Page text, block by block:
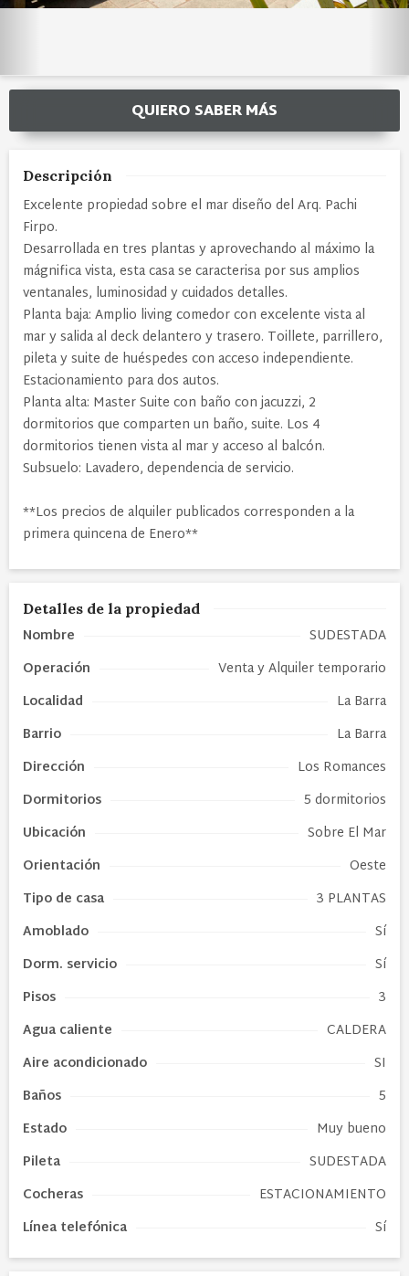
QUIERO SABER MÁS
Descripción
Excelente propiedad sobre el mar diseño del Arq. Pachi
Firpo.
Desarrollada en tres plantas y aprovechando al máximo la
mágnifica vista, esta casa se caracterisa por sus amplios
ventanales, luminosidad y cuidados detalles.
Planta baja: Amplio living comedor con excelente vista al
mar y salida al deck delantero y trasero. Toillete, parrillero,
pileta y suite de huéspedes con acceso independiente.
Estacionamiento para dos autos.
Planta alta: Master Suite con baño con jacuzzi, 2
dormitorios que comparten un baño, suite. Los 4
dormitorios tienen vista al mar y acceso al balcón.
Subsuelo: Lavadero, dependencia de servicio.
**Los precios de alquiler publicados corresponden a la
primera quincena de Enero**
Detalles de la propiedad
Nombre
SUDESTADA
Operación
Venta y Alquiler temporario
Localidad
La Barra
Barrio
La Barra
Dirección
Los Romances
Dormitorios
5 dormitorios
Ubicación
Sobre El Mar
Orientación
Oeste
Tipo de casa
3 PLANTAS
Amoblado
Sí
Dorm. servicio
Sí
Pisos
3
Agua caliente
CALDERA
Aire acondicionado
SI
Baños
5
Estado
Muy bueno
Pileta
SUDESTADA
Cocheras
ESTACIONAMIENTO
Línea telefónica
Sí